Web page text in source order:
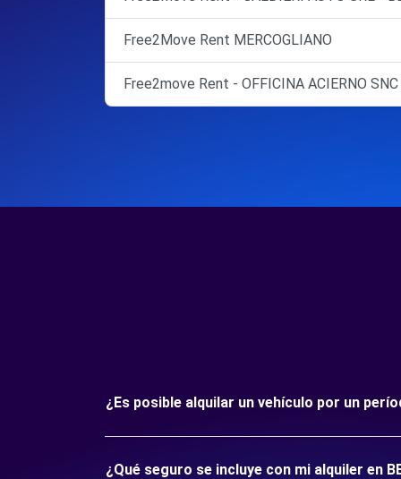
Free2Move Rent MERCOGLIANO
Free2move Rent - OFFICINA ACIERNO
¿Es posible alquilar un vehículo por un
¿Qué seguro se incluye con mi alquiler en